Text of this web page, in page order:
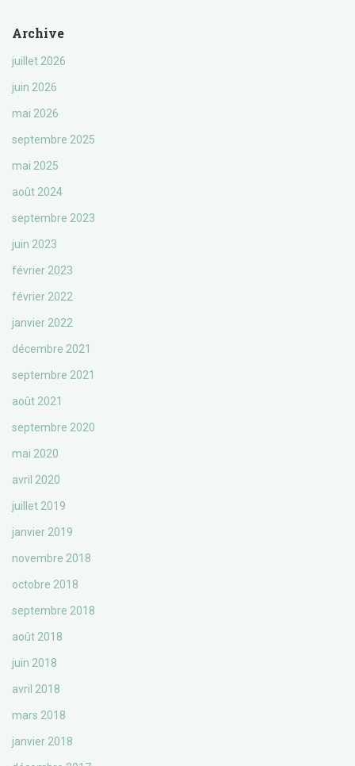
Archive
juillet 2026
juin 2026
mai 2026
septembre 2025
mai 2025
août 2024
septembre 2023
juin 2023
février 2023
février 2022
janvier 2022
décembre 2021
septembre 2021
août 2021
septembre 2020
mai 2020
avril 2020
juillet 2019
janvier 2019
novembre 2018
octobre 2018
septembre 2018
août 2018
juin 2018
avril 2018
mars 2018
janvier 2018